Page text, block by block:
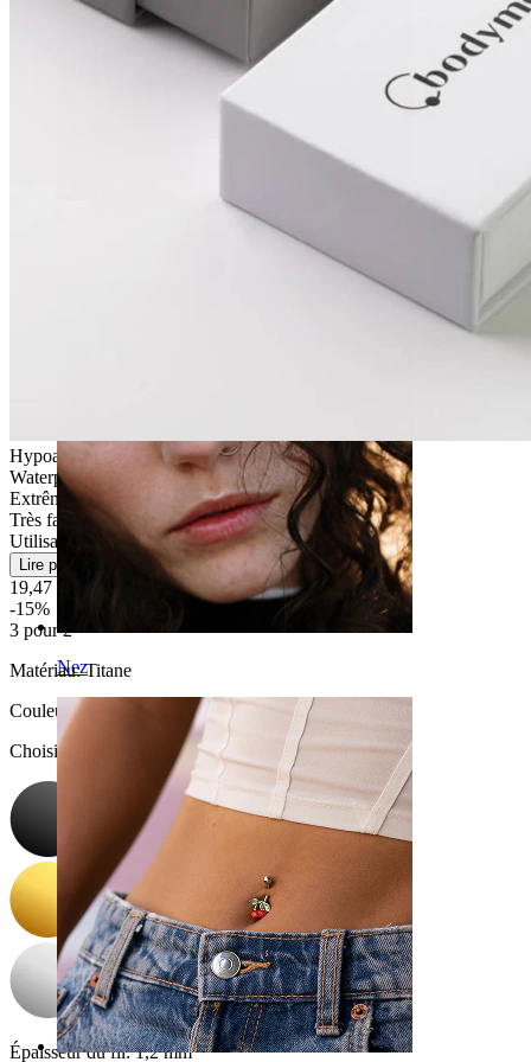
Nez
Hypoallergénique
Waterproof
Extrêmement durable
Très facile
Utilisation modérée
Lire plus
19,47 €
-15%
3 pour 2
Matériau:Titane
Couleur :
Choisissez Couleur
Épaisseur du fil:1,2 mm